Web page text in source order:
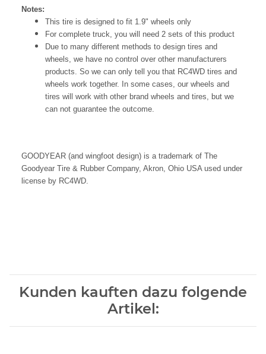
Notes:
This tire is designed to fit 1.9" wheels only
For complete truck, you will need 2 sets of this product
Due to many different methods to design tires and
wheels, we have no control over other manufacturers
products. So we can only tell you that RC4WD tires and
wheels work together. In some cases, our wheels and
tires will work with other brand wheels and tires, but we
can not guarantee the outcome.
GOODYEAR (and wingfoot design) is a trademark of The
Goodyear Tire & Rubber Company, Akron, Ohio USA used under
license by RC4WD.
Kunden kauften dazu folgende
Artikel: